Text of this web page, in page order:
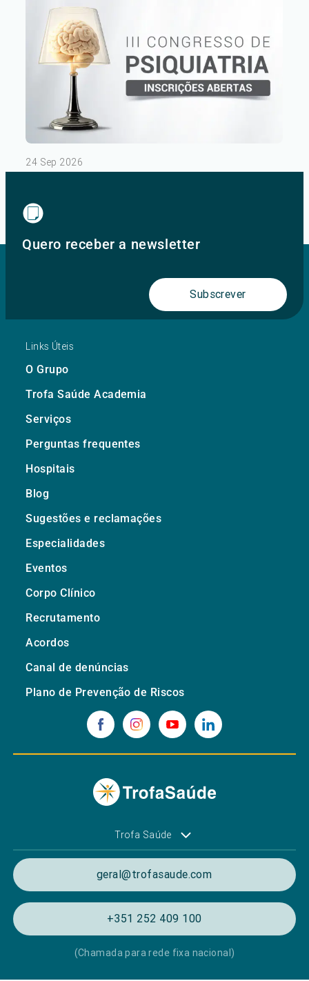
24 Sep 2026
III Congresso de Psiquiatria – Dia 1
Quero receber a newsletter
Subscrever
Links Úteis
O Grupo
Trofa Saúde Academia
Serviços
Perguntas frequentes
Hospitais
Blog
Sugestões e reclamações
Especialidades
Eventos
Corpo Clínico
Recrutamento
Acordos
Canal de denúncias
Plano de Prevenção de Riscos
Trofa Saúde
geral@trofasaude.com
+351 252 409 100
(Chamada para rede fixa nacional)